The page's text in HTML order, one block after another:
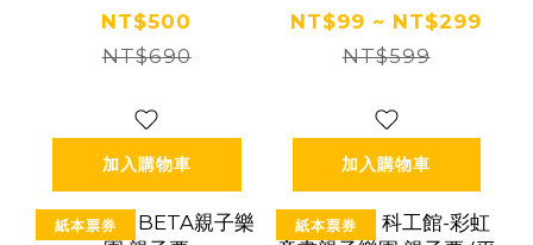
Play Center 親
子票《台北兒童
NT$500
NT$690
加入購物車
NT$99 ~ NT$299
NT$599
加入購物車
紙本票券 紙本票券